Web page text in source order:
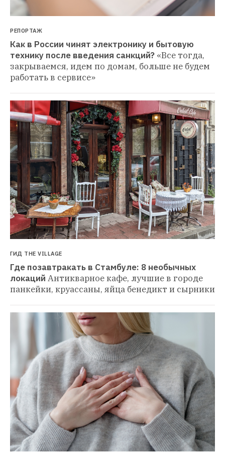
РЕПОРТАЖ
Как в России чинят электронику и бытовую
технику после введения санкций? «Все тогда,
закрываемся, идем по домам, больше не будем
работать в сервисе»
ГИД THE VILLAGE
Где позавтракать в Стамбуле: 8 необычных
локаций Антикварное кафе, лучшие в городе
панкейки, круассаны, яйца бенедикт и сырники